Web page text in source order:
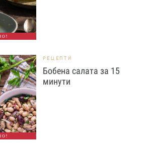
РЕЦЕПТИ
Бобена салата за 15
минути